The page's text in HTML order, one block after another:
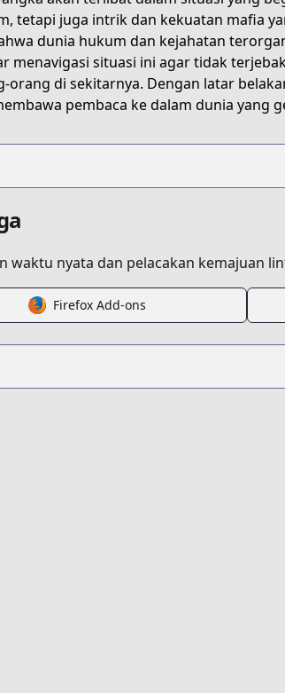
tetapi juga intrik dan kekuatan mafia
dunia hukum dan kejahatan
menavigasi situasi ini agar tidak
orang di sekitarnya. Dengan latar
pembaca ke dalam dunia yang
waktu nyata dan pelacakan kemajuan
Firefox Add-ons